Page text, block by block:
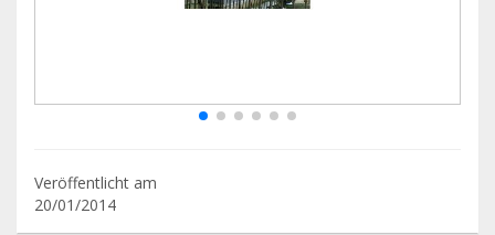
Veröffentlicht am
20/01/2014